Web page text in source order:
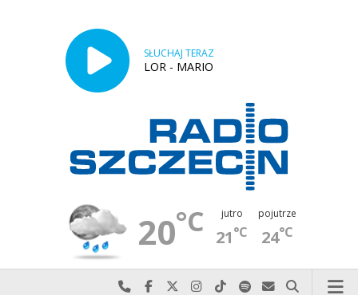
SŁUCHAJ TERAZ
LOR - MARIO
20°C jutro
21°C
pojutrze
24°C
Najlepiej po prostu do nas zadzwoń
Odwiedź nas na Facebook-u
Odwiedź nas na X
Odwiedź nas na Instagram-ie
Odwiedź nas na TikTok-u
Szukaj nas na Spotify
Wyślij do nas
Szukaj